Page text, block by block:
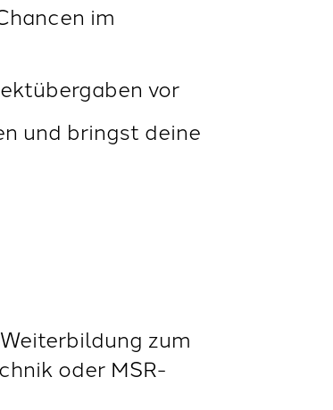
im
vor
und bringst deine
zum
oder MSR-